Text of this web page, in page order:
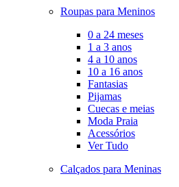
Roupas para Meninos
0 a 24 meses
1 a 3 anos
4 a 10 anos
10 a 16 anos
Fantasias
Pijamas
Cuecas e meias
Moda Praia
Acessórios
Ver Tudo
Calçados para Meninas